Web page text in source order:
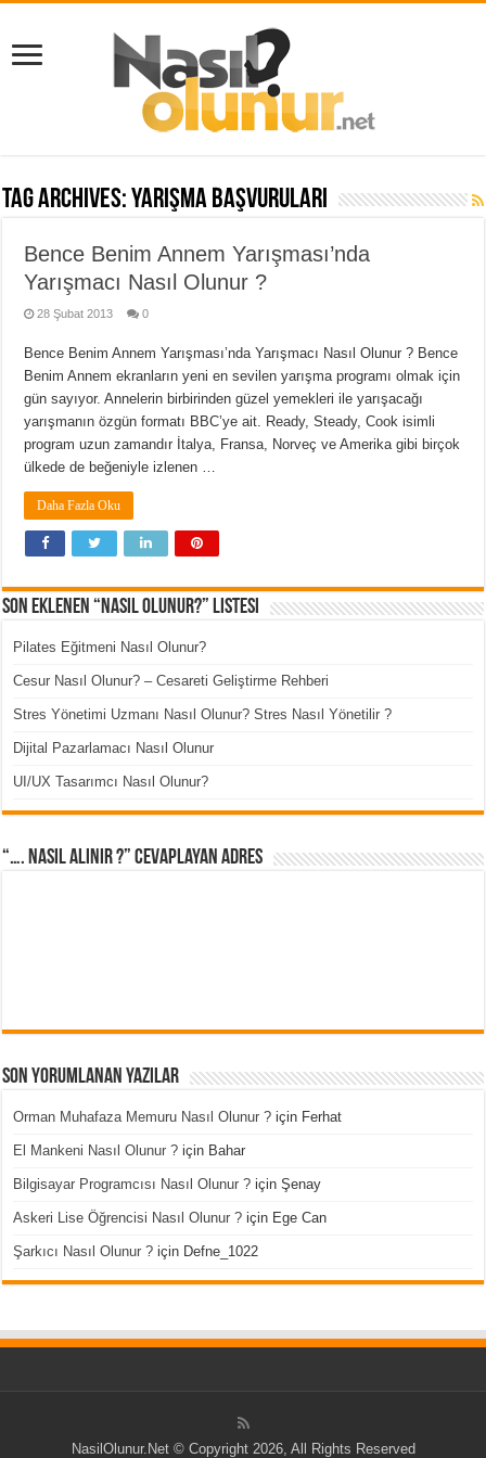
Tag Archives:yarışma başvuruları
Bence Benim Annem Yarışması’nda
Yarışmacı Nasıl Olunur ?
28 Şubat 2013 0
Bence Benim Annem Yarışması’nda Yarışmacı Nasıl Olunur ? Bence
Benim Annem ekranların yeni en sevilen yarışma programı olmak için
gün sayıyor. Annelerin birbirinden güzel yemekleri ile yarışacağı
yarışmanın özgün formatı BBC’ye ait. Ready, Steady, Cook isimli
program uzun zamandır İtalya, Fransa, Norveç ve Amerika gibi birçok
ülkede de beğeniyle izlenen …
Daha Fazla Oku
Son Eklenen “Nasıl Olunur?” Listesi
Pilates Eğitmeni Nasıl Olunur?
Cesur Nasıl Olunur? – Cesareti Geliştirme Rehberi
Stres Yönetimi Uzmanı Nasıl Olunur? Stres Nasıl Yönetilir ?
Dijital Pazarlamacı Nasıl Olunur
UI/UX Tasarımcı Nasıl Olunur?
“…. Nasıl Alınır ?” cevaplayan adres
Son Yorumlanan Yazılar
Orman Muhafaza Memuru Nasıl Olunur ? için Ferhat
El Mankeni Nasıl Olunur ? için Bahar
Bilgisayar Programcısı Nasıl Olunur ? içinŞenay
Askeri Lise Öğrencisi Nasıl Olunur ? için Ege Can
Şarkıcı Nasıl Olunur ? için Defne_1022
NasilOlunur.Net © Copyright 2026, All Rights Reserved